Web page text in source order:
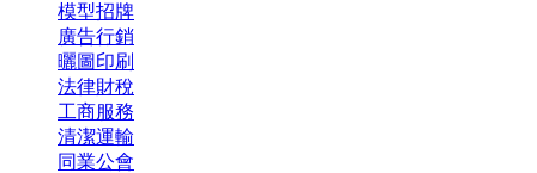
模型招牌
廣告行銷
曬圖印刷
法律財稅
工商服務
清潔運輸
同業公會